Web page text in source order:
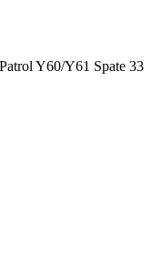
Y60/Y61 Spate 33